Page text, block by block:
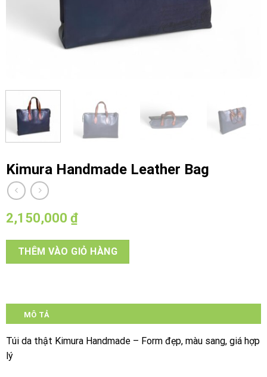
Kimura Handmade Leather Bag
2,150,000 ₫
THÊM VÀO GIỎ HÀNG
MÔ TẢ
Túi da thật Kimura Handmade – Form đẹp, màu sang, giá hợp
lý